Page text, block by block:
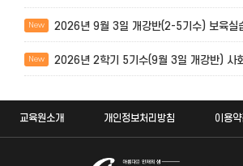
New 2026년 9월 3일 개강반(2-5기수) 보육실
New 2026년 2학기 5기수(9월 3일 개강반) 사
교육원소개 개인정보처리방침 이용